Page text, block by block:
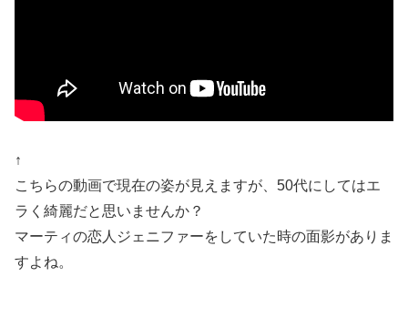
↑
こちらの動画で現在の姿が見えますが、50代にしてはエ
ラく綺麗だと思いませんか？
マーティの恋人ジェニファーをしていた時の面影がありま
すよね。